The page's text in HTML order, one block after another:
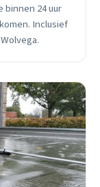
binnen 24 uur
Inclusief